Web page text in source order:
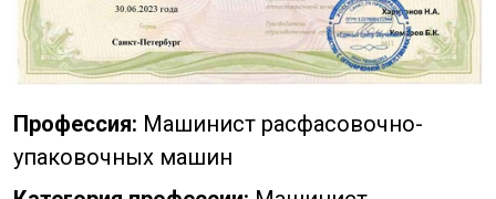
Профессия: Машинист расфасовочно-
упаковочных машин